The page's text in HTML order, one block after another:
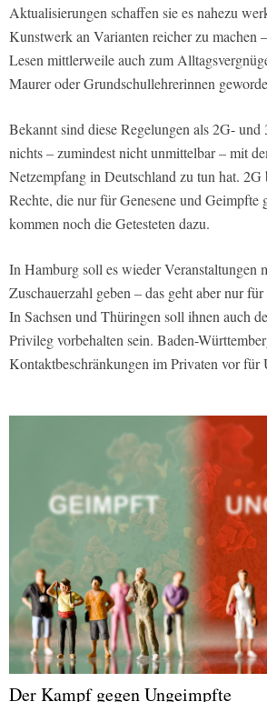
Aktualisierungen schaffen sie es nahezu
Kunstwerk an Varianten reicher zu machen
Lesen mittlerweile auch zum
Maurer oder Grundschullehrerinnen
Bekannt sind diese Regelungen als 2G-
nichts – zumindest nicht unmittelbar – mit
Netzempfang in Deutschland zu tun hat. 2G
Rechte, die nur für Genesene und Geimpfte
kommen noch die Getesteten dazu.
In Hamburg soll es wieder Veranstaltungen
Zuschauerzahl geben – das geht aber nur
In Sachsen und Thüringen soll ihnen auch
Privileg vorbehalten sein. Baden-
Kontaktbeschränkungen im Privaten vor für
Der Kampf gegen Ungeimpfte